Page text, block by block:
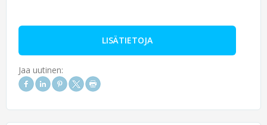
LISÄTIETOJA
Jaa uutinen: